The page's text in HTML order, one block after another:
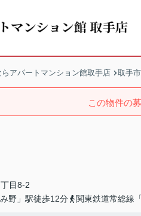
アパートマンション館取手店 取手
この物件の
丁目8-2
野」駅徒歩12分
関東鉄道常総線